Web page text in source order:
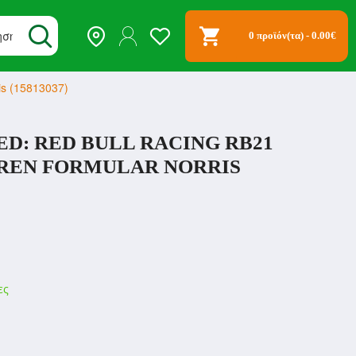
0 προϊόν(τα) - 0.00€
(15813037)
RED BULL RACING RB21
FORMULAR NORRIS